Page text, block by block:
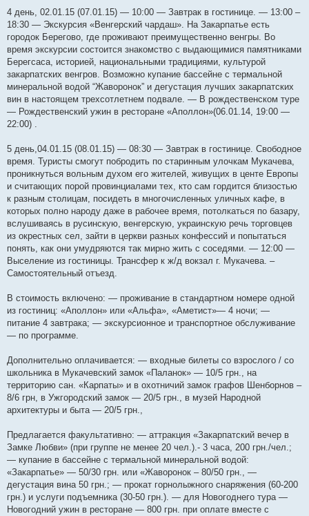
4 день, 02.01.15 (07.01.15) — 10:00 — Завтрак в гостинице. — 13:00 –
18:30 — Экскурсия «Венгерский чардаш». На Закарпатье есть
городок Берегово, где проживают преимущественно венгры. Во
время экскурсии состоится знакомство с выдающимися памятниками
Берегсаса, историей, национальными традициями, культурой
закарпатских венгров. Возможно купание бассейне с термальной
минеральной водой “Жаворонок” и дегустация лучших закарпатских
вин в настоящем трехсотлетнем подвале. — В рождественском туре
— Рождественский ужин в ресторане «Аполлон»(06.01.14, 19:00 —
22:00) .
5 день,04.01.15 (08.01.15) — 08:30 — Завтрак в гостинице. Свободное
время. Туристы смогут побродить по старинным улочкам Мукачева,
проникнуться вольным духом его жителей, живущих в центе Европы
и считающих порой провинциалами тех, кто сам гордится близостью
к разным столицам, посидеть в многочисленных уличных кафе, в
которых полно народу даже в рабочее время, потолкаться по базару,
вслушиваясь в русинскую, венгерскую, украинскую речь торговцев
из окрестных сел, зайти в церкви разных конфессий и попытаться
понять, как они умудряются так мирно жить с соседями. — 12:00 —
Выселение из гостиницы. Трансфер к ж/д вокзал г. Мукачева. –
Самостоятельный отъезд.
В стоимость включено: — проживание в стандартном номере одной
из гостиниц: «Аполлон» или «Альфа», «Аметист»— 4 ночи; —
питание 4 завтрака; — экскурсионное и транспортное обслуживание
— по программе.
Дополнительно оплачивается: — входные билеты со взрослого / со
школьника в Мукачевский замок «Паланок» — 10/5 грн., на
территорию сан. «Карпаты» и в охотничий замок графов Шенборнов –
8/6 грн, в Ужгородский замок — 20/5 грн., в музей Народной
архитектуры и быта — 20/5 грн.,
Предлагается факультативно: — аттракция «Закарпатский вечер в
Замке Любви» (при группе не менее 20 чел.).- 3 часа, 200 грн./чел.;
— купание в бассейне с термальной минеральной водой:
«Закарпатье» — 50/30 грн. или «Жаворонок – 80/50 грн., —
дегустация вина 50 грн.; — прокат горнолыжного снаряжения (60-200
грн.) и услуги подъемника (30-50 грн.). — для Новогоднего тура —
Новогодний ужин в ресторане — 800 грн. при оплате вместе с